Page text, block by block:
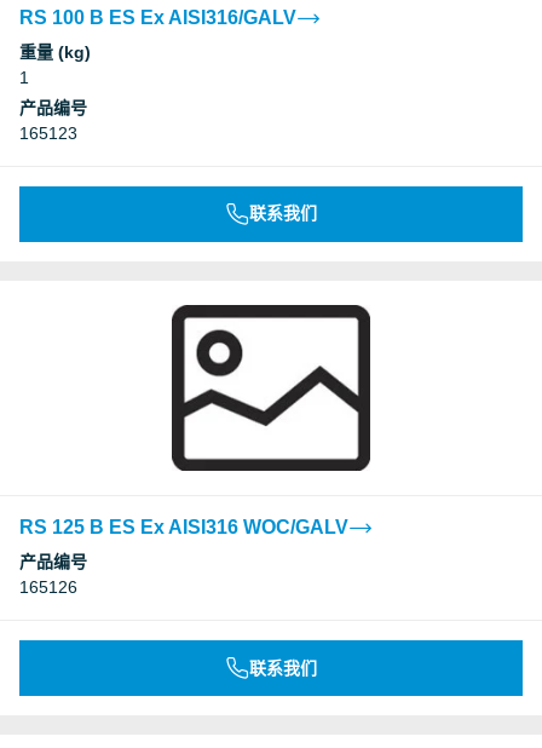
RS 100 B ES Ex AISI316/GALV
重量 (kg)
1
产品编号
165123
联系我们
RS 125 B ES Ex AISI316 WOC/GALV
产品编号
165126
联系我们